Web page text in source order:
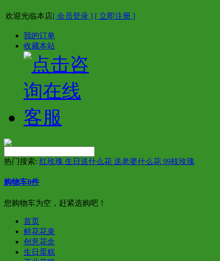
欢迎光临本店[ 会员登录 ] [ 立即注册 ]
我的订单
收藏本站
热门搜索: 红玫瑰 生日送什么花 送老婆什么花 99枝玫瑰
购物车0件
您购物车为空，赶紧选购吧！
首页
鲜花花束
创意花盒
生日蛋糕